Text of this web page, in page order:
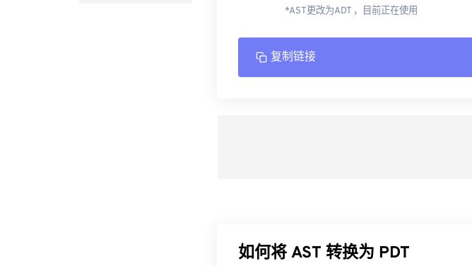
*AST更改为ADT ，目前正在使用
复制链接
如何将 AST 转换为 PDT